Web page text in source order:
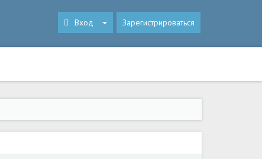
Вход Зарегистрироваться